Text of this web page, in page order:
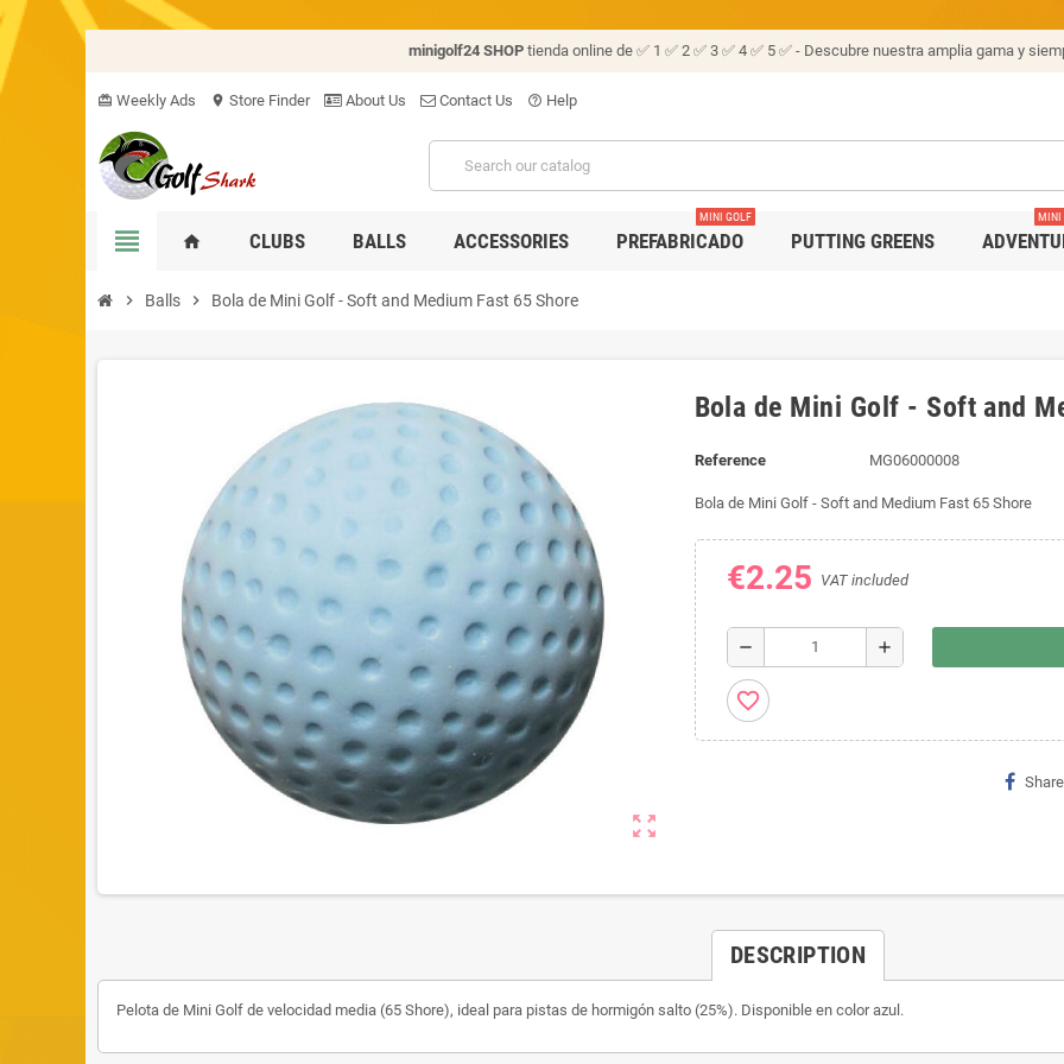
minigolf24 SHOP tienda online de ✅ 1 ✅ 2 ✅ 3 ✅ 4 ✅ 5 ✅ - Descubre nuestra amplia gama y
card_giftcard Weekly Ads location_on Store Finder About Us Contact Us help_outline Help
view_headline home CLUBS BALLS ACCESSORIES PREFABRICADO
MINI GOLF
PUTTING GREENS
MINI
chevron_right Balls chevron_right Bola de Mini Golf - Soft and Medium Fast 65 Shore
zoom_out_map
Bola de Mini Golf - Soft and
Reference MG06000008
Bola de Mini Golf - Soft and Medium Fast 65 Shore
€2.25 VAT included
remove add
favorite_border
Share
DESCRIPTION
Pelota de Mini Golf de velocidad media (65 Shore), ideal para pistas de hormigón salto (25%). Disponible en color azul.